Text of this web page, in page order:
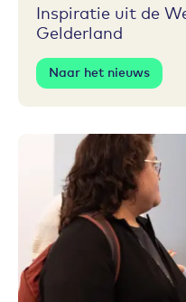
Inspiratie uit de
Gelderland
Naar het nieuws